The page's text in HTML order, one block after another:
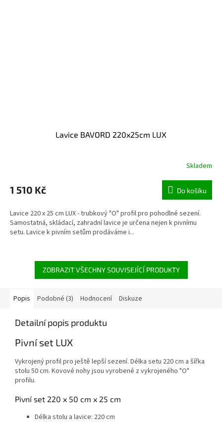
Lavice BAVORD 220x25cm LUX
Skladem
1 510 Kč Do košíku
Lavice 220 x 25 cm LUX - trubkový "O" profil pro pohodlné sezení.
Samostatná, skládací, zahradní lavice je určena nejen k pivnímu
setu. Lavice k pivním setům prodáváme i...
ZOBRAZIT VŠECHNY SOUVISEJÍCÍ PRODUKTY
Popis Podobné (3) Hodnocení Diskuze
Detailní popis produktu
Pivní set LUX
Vykrojený profil pro ještě lepší sezení. Délka setu 220 cm a šířka
stolu 50 cm. Kovové nohy jsou vyrobené z vykrojeného "O"
profilu.
Pivní set 220 x 50 cm x 25 cm
Délka stolu a lavice: 220 cm